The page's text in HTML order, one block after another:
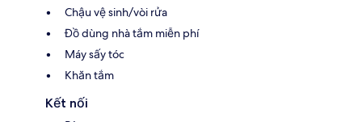
Chậu vệ sinh/vòi rửa
Đồ dùng nhà tắm miễn phí
Máy sấy tóc
Khăn tắm
Kết nối